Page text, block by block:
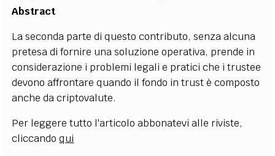
Abstract
La seconda parte di questo contributo, senza alcuna
pretesa di fornire una soluzione operativa, prende in
considerazione i problemi legali e pratici che i trustee
devono affrontare quando il fondo in trust è composto
anche da criptovalute.
Per leggere tutto l'articolo abbonatevi alle riviste,
cliccandoqui